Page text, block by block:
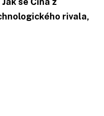
rivala,